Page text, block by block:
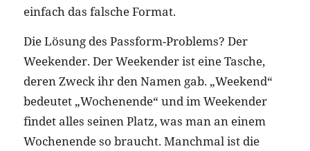
einfach das falsche Format.
Die Lösung des Passform-Problems? Der
Weekender. Der Weekender ist eine Tasche,
deren Zweck ihr den Namen gab. „Weekend“
bedeutet „Wochenende“ und im Weekender
findet alles seinen Platz, was man an einem
Wochenende so braucht. Manchmal ist die